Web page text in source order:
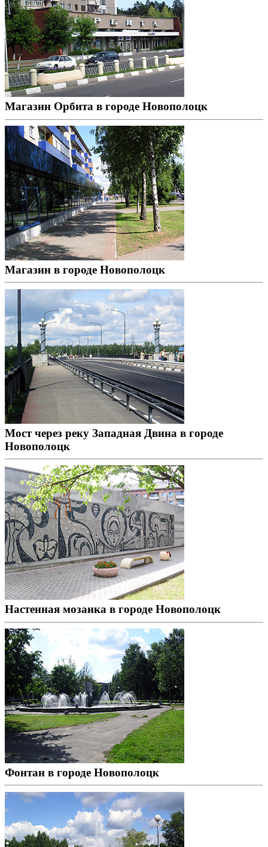
Магазин Орбита в городе Новополоцк
Магазин в городе Новополоцк
Мост через реку Западная Двина в городе
Новополоцк
Настенная мозаика в городе Новополоцк
Фонтан в городе Новополоцк